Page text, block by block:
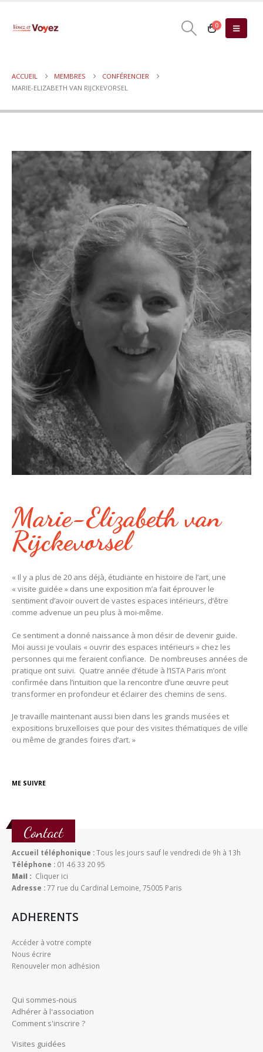
0
ACCUEIL MEMBRES
CONFÉRENCIER
MARIE-ELIZABETH VAN RIJCKEVORSEL
Marie-Elizabeth van
Rijckevorsel
« Il y a plus de 20 ans déjà, étudiante en histoire de l’art, une
« visite guidée » dans une exposition m’a fait éprouver le
sentiment d’avoir ouvert de vastes espaces intérieurs, d’être
comme advenue un peu plus à moi-même.
Ce sentiment a donné naissance à mon désir de devenir guide.
Moi aussi je voulais « ouvrir des espaces intérieurs » chez les
personnes qui me feraient confiance. De nombreuses années de
pratique ont suivi. Quatre année d’étude à l’ISTA Paris m’ont
confirmée dans l’intuition que la rencontre d’une œuvre peut
transformer en profondeur et éclairer des chemins de sens.
Je travaille maintenant aussi bien dans les grands musées et
expositions bruxelloises que pour des visites thématiques de ville
ou même de grandes foires d’art. »
ME SUIVRE
Contact
Accueil téléphonique :Tous les jours sauf le vendredi de 9h à 13h
Téléphone : 01 46 33 20 95
Mail : Cliquer ici
Adresse :77 rue du Cardinal Lemoine, 75005 Paris
ADHERENTS
Accéder à votre compte
Nous écrire
Renouveler mon adhésion
Qui sommes-nous
Adhérer à l'association
Comment s'inscrire ?
Visites guidées